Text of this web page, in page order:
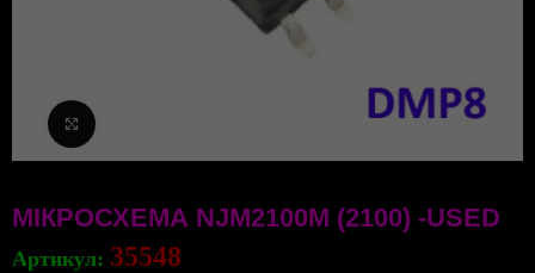
МІКРОСХЕМА NJM2100M (2100) -USED
Артикул: 35548